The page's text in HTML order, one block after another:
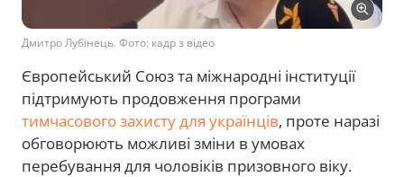
Дмитро Лубінець. Фото: кадр з відео
Європейський Союз та міжнародні інституції
підтримують продовження програми
тимчасового захисту для українців, проте наразі
обговорюють можливі зміни в умовах
перебування для чоловіків призовного віку.